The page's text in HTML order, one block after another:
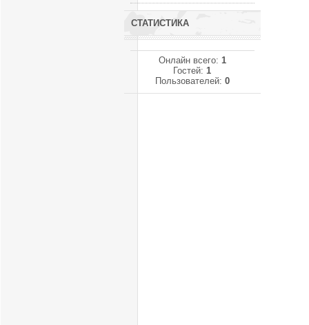
СТАТИСТИКА
Онлайн всего: 1
Гостей:1
Пользователей: 0